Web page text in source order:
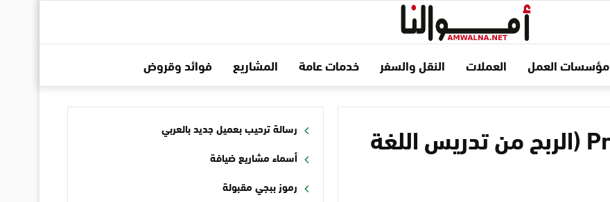
مؤسسات العمل العملات النقل والسفر خدمات عامة المشاريع فوائد وقروض
شرح الربح من موقع Preply (الربح من تدريس اللغة
رسالة ترحيب بعميل جديد بالعربي
أسماء مشاريع ضيافة
رموز ببجي مقبولة